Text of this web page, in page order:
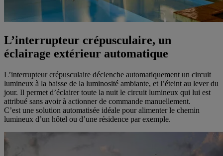
L’interrupteur crépusculaire, un
éclairage extérieur automatique
L’interrupteur crépusculaire déclenche automatiquement un circuit
lumineux à la baisse de la luminosité ambiante, et l’éteint au lever du
jour. Il permet d’éclairer toute la nuit le circuit lumineux qui lui est
attribué sans avoir à actionner de commande manuellement.
C’est une solution automatisée idéale pour alimenter le chemin
lumineux d’un hôtel ou d’une résidence par exemple.